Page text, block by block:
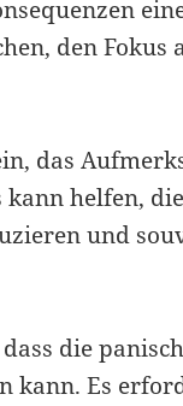
den Fokus
das
helfen,
und
die
kann. Es